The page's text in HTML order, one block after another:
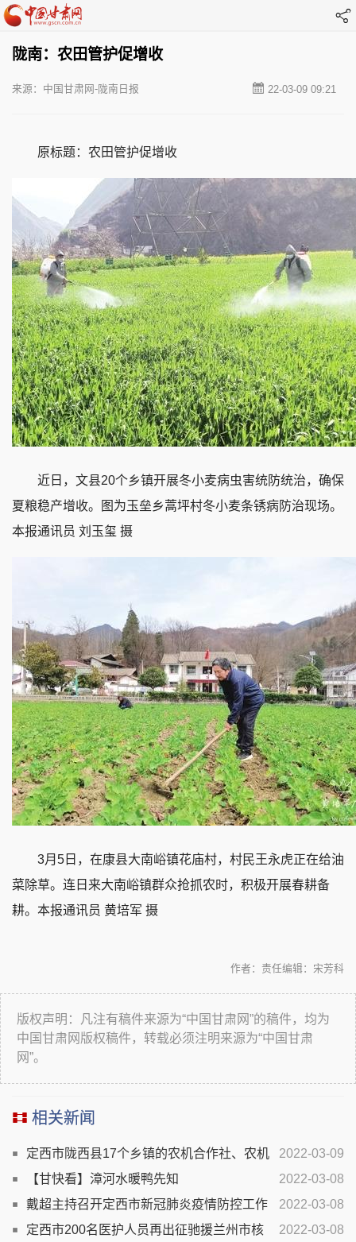
陇南：农田管护促增收
22-03-09 09:21
来源：中国甘肃网-陇南日报
原标题：农田管护促增收
近日，文县20个乡镇开展冬小麦病虫害统防统治，确保
夏粮稳产增收。图为玉垒乡蒿坪村冬小麦条锈病防治现场。
本报通讯员 刘玉玺 摄
3月5日，在康县大南峪镇花庙村，村民王永虎正在给油
菜除草。连日来大南峪镇群众抢抓农时，积极开展春耕备
耕。本报通讯员 黄培军 摄
责任编辑：宋芳科
作者：
版权声明：凡注有稿件来源为“中国甘肃网”的稿件，均为
中国甘肃网版权稿件，转载必须注明来源为“中国甘肃
网”。
相关新闻
2022-03-09
定西市陇西县17个乡镇的农机合作社、农机
手参加了农机技能比赛和培训
2022-03-08
【甘快看】漳河水暖鸭先知
2022-03-08
戴超主持召开定西市新冠肺炎疫情防控工作
视频会议
2022-03-08
定西市200名医护人员再出征驰援兰州市核